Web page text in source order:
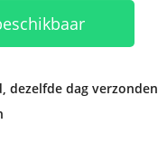
dezelfde dag verzonden